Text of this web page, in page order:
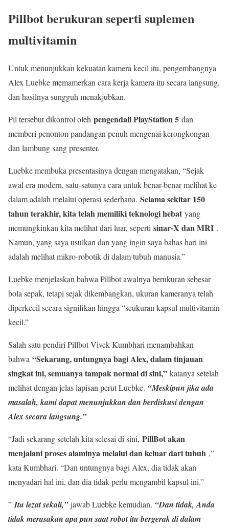
Pillbot berukuran seperti suplemen
multivitamin
Untuk menunjukkan kekuatan kamera kecil itu, pengembangnya
Alex Luebke memamerkan cara kerja kamera itu secara langsung,
dan hasilnya sungguh menakjubkan.
Pil tersebut dikontrol oleh pengendali PlayStation 5 dan
memberi penonton pandangan penuh mengenai kerongkongan
dan lambung sang presenter.
Luebke membuka presentasinya dengan mengatakan, “Sejak
awal era modern, satu-satunya cara untuk benar-benar melihat ke
dalam adalah melalui operasi sederhana. Selama sekitar 150
tahun terakhir, kita telah memiliki teknologi hebat yang
memungkinkan kita melihat dari luar, seperti sinar-X dan MRI .
Namun, yang saya usulkan dan yang ingin saya bahas hari ini
adalah melihat mikro-robotik di dalam tubuh manusia.”
Luebke menjelaskan bahwa Pillbot awalnya berukuran sebesar
bola sepak, tetapi sejak dikembangkan, ukuran kameranya telah
diperkecil secara signifikan hingga “seukuran kapsul multivitamin
kecil.”
Salah satu pendiri Pillbot Vivek Kumbhari menambahkan
bahwa “Sekarang, untungnya bagi Alex, dalam tinjauan
singkat ini, semuanya tampak normal di sini,” katanya setelah
melihat dengan jelas lapisan perut Luebke. “Meskipun jika ada
masalah, kami dapat menunjukkan dan berdiskusi dengan
Alex secara langsung.”
“Jadi sekarang setelah kita selesai di sini, PillBot akan
menjalani proses alaminya melalui dan keluar dari tubuh ,”
kata Kumbhari. “Dan untungnya bagi Alex, dia tidak akan
menyadari hal ini, dan dia tidak perlu mengambil kapsul ini.”
” Itu lezat sekali,”jawab Luebke kemudian. “Dan tidak, Anda
tidak merasakan apa pun saat robot itu bergerak di dalam